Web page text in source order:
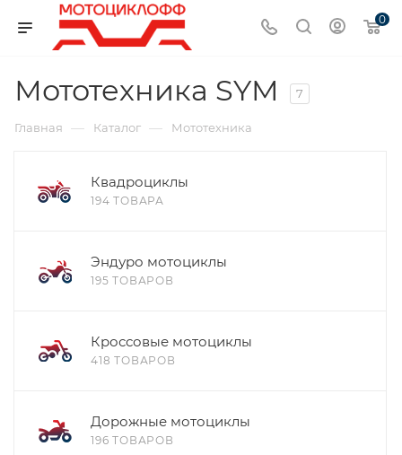
0
Мототехника SYM 7
Главная — Каталог — Мототехника
Квадроциклы
194 ТОВАРА
Эндуро мотоциклы
195 ТОВАРОВ
Кроссовые мотоциклы
418 ТОВАРОВ
Дорожные мотоциклы
196 ТОВАРОВ